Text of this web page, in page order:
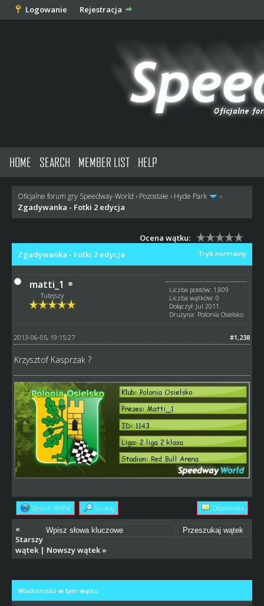
Logowanie Rejestracja
HOME SEARCH MEMBER LIST HELP
Oficjalne forum gry Speedway-World › Pozostałe › Hyde Park ›
Zgadywanka - Fotki 2 edycja
Ocena wątku:
Tryb normalny
Zgadywanka - Fotki 2 edycja
matti_1
Tutejszy
Liczba postów: 1,809
Liczba wątków: 0
Dołączył: Jul 2011
Drużyna: Polonia Osielsko
#1,238
2013-06-05, 19:15:27
Krzysztof Kasprzak ?
Strona WWW Szukaj Odpowiedz
«
Starszy
wątek| Nowszy wątek»
Wiadomości w tym wątku